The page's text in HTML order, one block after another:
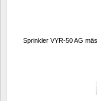
Sprinkler VYR-50 AG